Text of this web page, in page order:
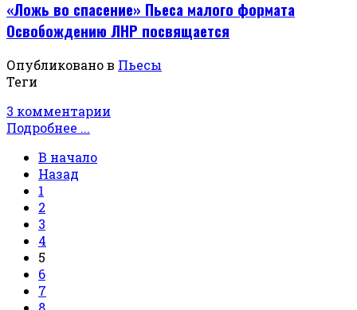
«Ложь во спасение» Пьеса малого формата
Освобождению ЛНР посвящается
Опубликовано в Пьесы
Теги
3 комментарии
Подробнее ...
В начало
Назад
1
2
3
4
5
6
7